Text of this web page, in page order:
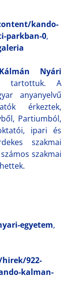
kando-
parkban-0,
Nyári
tartottuk. A
anyanyelvű
érkeztek,
Partiumból,
ipari és
szakmai
szakmai
egyetem,
922-
kalman-